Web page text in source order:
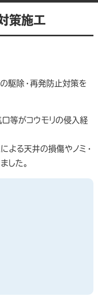
策施工
駆除・再発防止対策を
等がコウモリの侵入経
よる天井の損傷やノミ・
した。